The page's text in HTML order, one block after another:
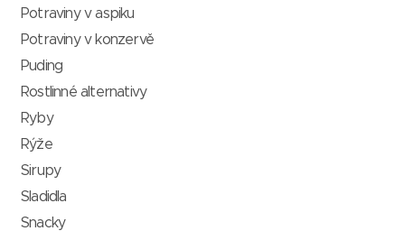
Potraviny v aspiku
Potraviny v konzervě
Puding
Rostlinné alternativy
Ryby
Rýže
Sirupy
Sladidla
Snacky